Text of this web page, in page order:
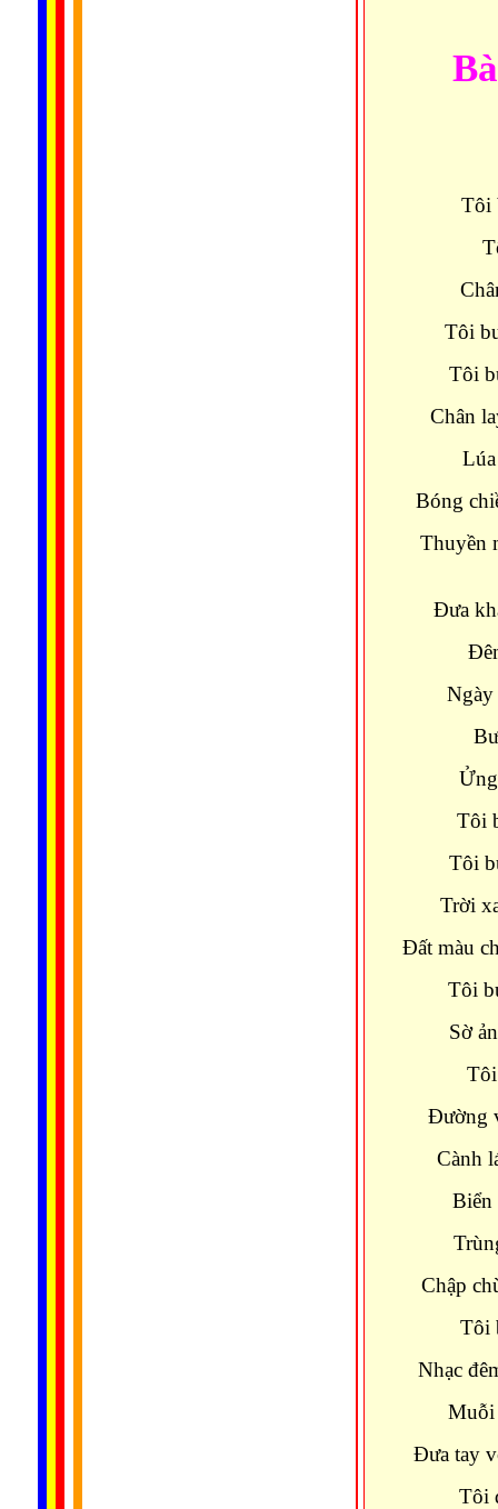
Tôi
Tôi
Tôi
Chân
Bóng
Thuyền
Đưa
Ngày
Tôi
Tôi
Trời
Đất màu
Tôi
Sờ
Đường
Cành
Biển
Chập
Tôi
Nhạc
Muỗi
Đưa tay
Tôi